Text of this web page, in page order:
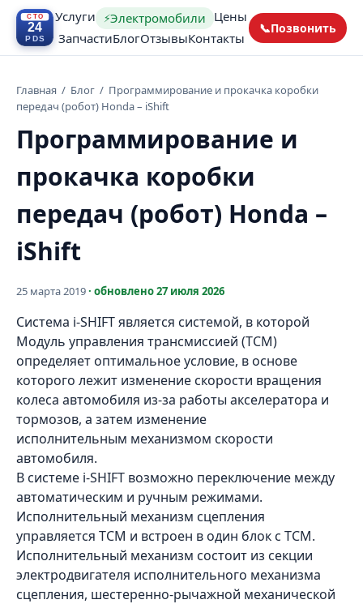
Услуги ⚡Электромобили Цены
ЗапчастиБлогОтзывыКонтакты
📞Позвонить
Главная / Блог / Программирование и прокачка коробки
передач (робот) Honda – iShift
Программирование и
прокачка коробки
передач (робот) Honda –
iShift
25 марта 2019· обновлено27 июля 2026
Система i-SHIFT является системой, в которой
Модуль управления трансмиссией (TCM)
определяет оптимальное условие, в основе
которого лежит изменение скорости вращения
колеса автомобиля из-за работы акселератора и
тормозов, а затем изменение
исполнительным механизмом скорости
автомобиля.
В системе i-SHIFT возможно переключение между
автоматическим и ручным режимами.
Исполнительный механизм сцепления
управляется TCM и встроен в один блок с TCM.
Исполнительный механизм состоит из секции
электродвигателя исполнительного механизма
сцепления, шестеренно-рычажной механической